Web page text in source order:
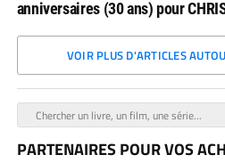
anniversaires (30 ans) pour
VOIR PLUS D'ARTICLES
PARTENAIRES POUR VOS